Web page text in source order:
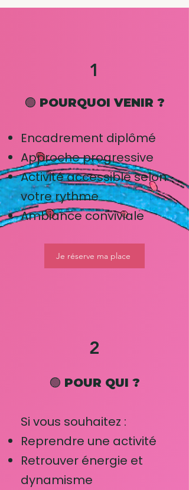
1
🟢 POURQUOI VENIR ?
Encadrement diplômé
Approche progressive
Activité accessible selon
votre rythme
Ambiance conviviale
Je réserve ma place
2
🟢 POUR QUI ?
Si vous souhaitez :
Reprendre une activité
Retrouver énergie et
dynamisme